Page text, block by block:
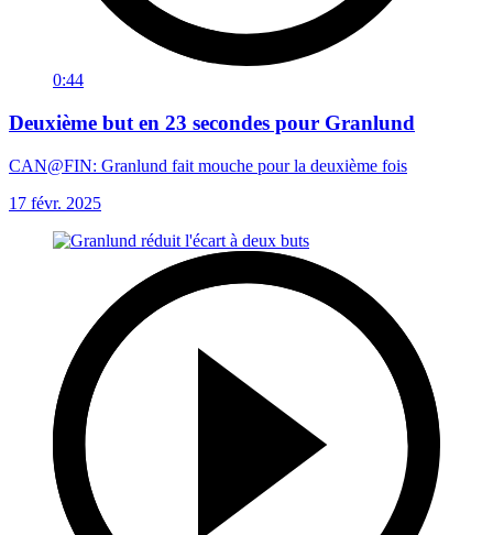
0:44
Deuxième but en 23 secondes pour Granlund
CAN@FIN: Granlund fait mouche pour la deuxième fois
17 févr. 2025